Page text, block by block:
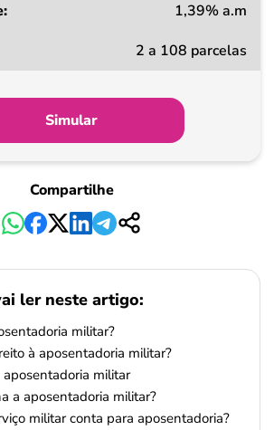
1,39% a.m
2 a 108 parcelas
Simular
Compartilhe
ler neste artigo:
militar?
à aposentadoria militar?
aposentadoria militar
a aposentadoria militar?
militar conta para aposentadoria?